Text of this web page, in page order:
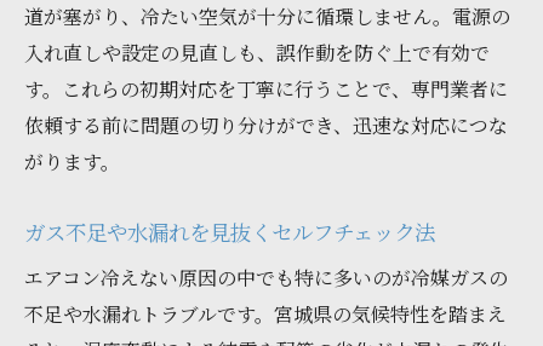
道が塞がり、冷たい空気が十分に循環しません。電源の
入れ直しや設定の見直しも、誤作動を防ぐ上で有効で
す。これらの初期対応を丁寧に行うことで、専門業者に
依頼する前に問題の切り分けができ、迅速な対応につな
がります。
ガス不足や水漏れを見抜くセルフチェック法
エアコン冷えない原因の中でも特に多いのが冷媒ガスの
不足や水漏れトラブルです。宮城県の気候特性を踏まえ